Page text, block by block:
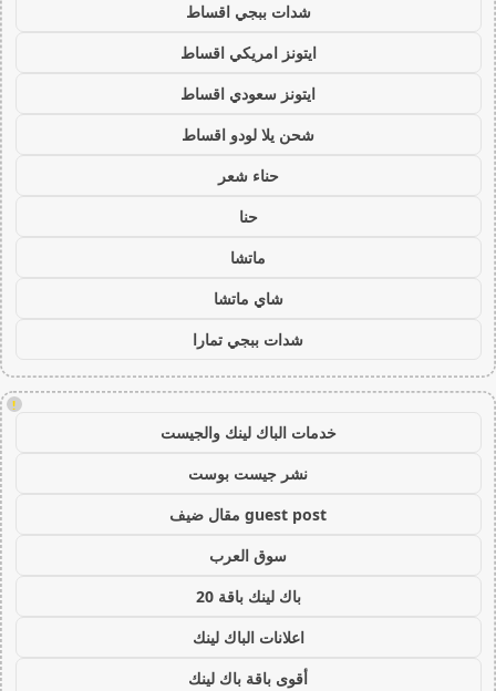
شدات ببجي اقساط
ايتونز امريكي اقساط
ايتونز سعودي اقساط
شحن يلا لودو اقساط
حناء شعر
حنا
ماتشا
شاي ماتشا
شدات ببجي تمارا
!
خدمات الباك لينك والجيست
نشر جيست بوست
guest post مقال ضيف
سوق العرب
باك لينك باقة 20
اعلانات الباك لينك
أقوى باقة باك لينك